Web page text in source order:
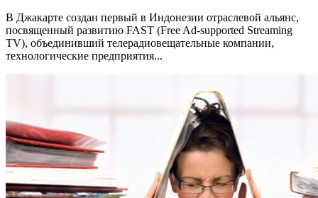
В Джакарте создан первый в Индонезии отраслевой альянс,
посвященный развитию FAST (Free Ad-supported Streaming
TV), объединивший телерадиовещательные компании,
технологические предприятия...